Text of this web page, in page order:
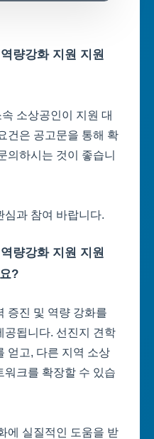
량강화 지원 지원
소상공인이 지원 대
건은 공고문을 통해 확
의하시는 것이 좋습니
심과 참여 바랍니다.
량강화 지원 지원
?
증진 및 역량 강화를
공됩니다. 선진지 견학
얻고, 다른 지역 소상
워크를 확장할 수 있습
에 실질적인 도움을 받